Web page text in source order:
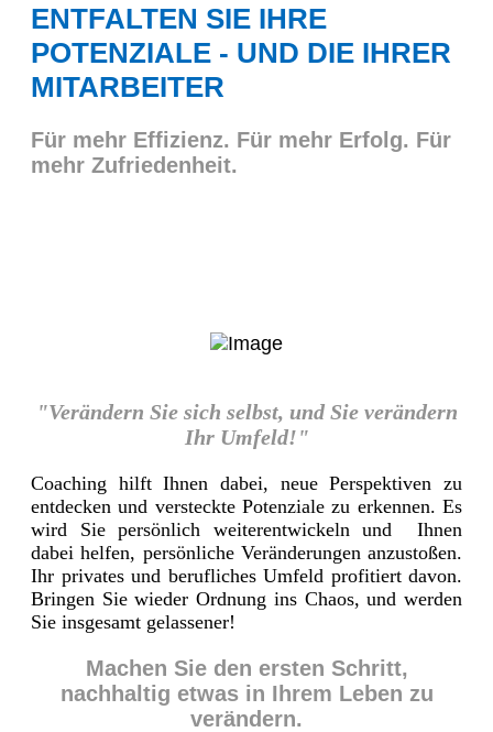
ENTFALTEN SIE IHRE
POTENZIALE - UND DIE IHRER
MITARBEITER
Für mehr Effizienz. Für mehr Erfolg. Für
mehr Zufriedenheit.
"Verändern Sie sich selbst, und Sie verändern
Ihr Umfeld!"
Coaching hilft Ihnen dabei, neue Perspektiven zu
entdecken und versteckte Potenziale zu erkennen. Es
wird Sie persönlich weiterentwickeln und Ihnen
dabei helfen, persönliche Veränderungen anzustoßen.
Ihr privates und berufliches Umfeld profitiert davon.
Bringen Sie wieder Ordnung ins Chaos, und werden
Sie insgesamt gelassener!
Machen Sie den ersten Schritt,
nachhaltig etwas in Ihrem Leben zu
verändern.